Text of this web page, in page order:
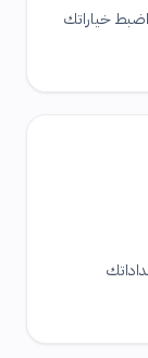
خياراتك